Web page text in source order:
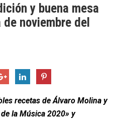
y buena mesa
noviembre del
recetas de Álvaro Molina y
la Música 2020» y